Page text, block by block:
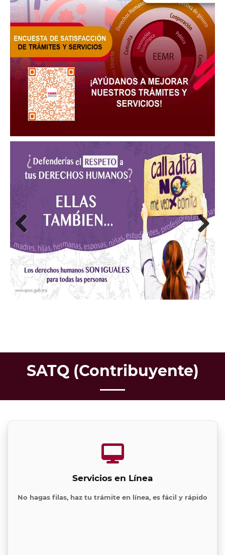
Previous Next
SATQ (Contribuyente)
Servicios en Línea
No hagas filas, haz tu trámite en línea, es fácil y rápido